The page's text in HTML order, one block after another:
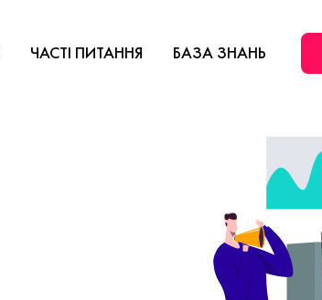
ЧАСТІ ПИТАННЯ БАЗА ЗНАНЬ